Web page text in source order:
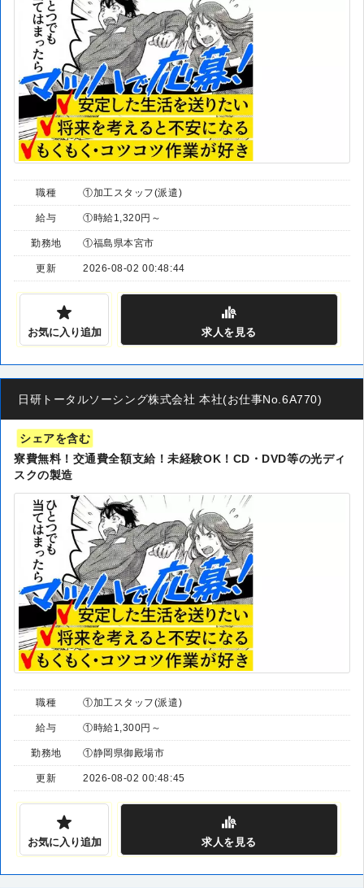
職種 ①加工スタッフ(派遣)
給与 ①時給1,320円～
勤務地 ①福島県本宮市
更新 2026-08-02 00:48:44
お気に入り追加 求人 を見る
日研トータルソーシング株式会社 本社(お仕事No.6A770)
シェアを含む
寮費無料！交通費全額支給！未経験OK！CD・DVD等の光ディ
スクの製造
職種 ①加工スタッフ(派遣)
給与 ①時給1,300円～
勤務地 ①静岡県御殿場市
更新 2026-08-02 00:48:45
お気に入り追加 求人 を見る